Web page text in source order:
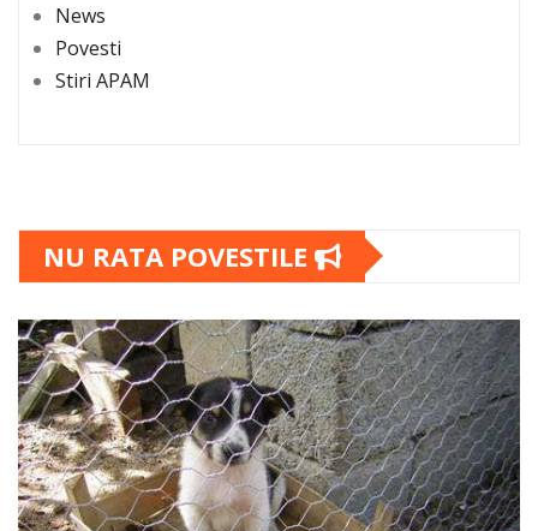
News
Povesti
Stiri APAM
NU RATA POVESTILE